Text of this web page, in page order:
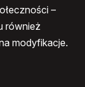
–
również
modyfikacje.